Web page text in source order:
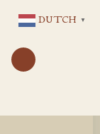
DUTCH ▼